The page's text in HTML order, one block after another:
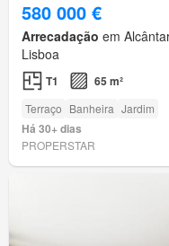
580 000 €
Arrecadação em
Lisboa
T1 65 m²
Terraço Banheira Jardim
Há 30+ dias
PROPERSTAR